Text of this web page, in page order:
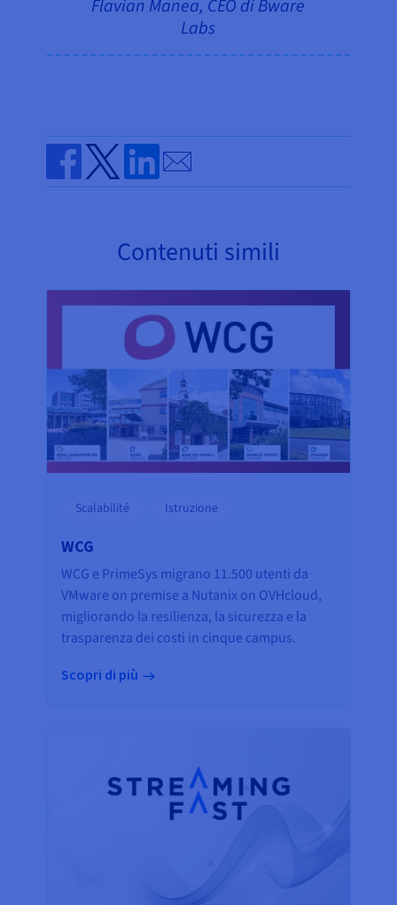
Flavian Manea, CEO di Bware
Labs
Share on Facebook
Share on Twitter
Share on Linkedin
Send by email
Contenuti simili
Scalabilité Istruzione
WCG
WCG e PrimeSys migrano 11.500 utenti da
VMware on premise a Nutanix on OVHcloud,
migliorando la resilienza, la sicurezza e la
trasparenza dei costi in cinque campus.
Scopri di più